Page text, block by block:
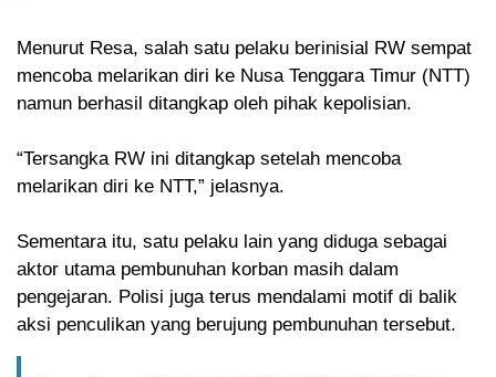
Menurut Resa, salah satu pelaku berinisial RW sempat
mencoba melarikan diri ke Nusa Tenggara Timur (NTT)
namun berhasil ditangkap oleh pihak kepolisian.
“Tersangka RW ini ditangkap setelah mencoba
melarikan diri ke NTT,” jelasnya.
Sementara itu, satu pelaku lain yang diduga sebagai
aktor utama pembunuhan korban masih dalam
pengejaran. Polisi juga terus mendalami motif di balik
aksi penculikan yang berujung pembunuhan tersebut.